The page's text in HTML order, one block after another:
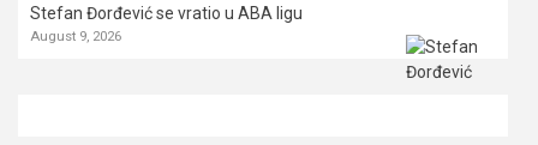
Stefan Đorđević se vratio u ABA ligu
August 9, 2026